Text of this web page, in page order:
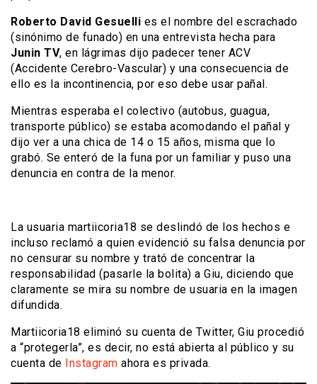
Roberto David Gesuelli es el nombre del escrachado
(sinónimo de funado) en una entrevista hecha para
Junin TV, en lágrimas dijo padecer tener ACV
(Accidente Cerebro-Vascular) y una consecuencia de
ello es la incontinencia, por eso debe usar pañal.
Mientras esperaba el colectivo (autobus, guagua,
transporte público) se estaba acomodando el pañal y
dijo ver a una chica de 14 o 15 años, misma que lo
grabó. Se enteró de la funa por un familiar y puso una
denuncia en contra de la menor.
La usuaria martiicoria18 se deslindó de los hechos e
incluso reclamó a quien evidenció su falsa denuncia por
no censurar su nombre y trató de concentrar la
responsabilidad (pasarle la bolita) a Giu, diciendo que
claramente se mira su nombre de usuaria en la imagen
difundida.
Martiicoria18 eliminó su cuenta de Twitter, Giu procedió
a “protegerla”, es decir, no está abierta al público y su
cuenta de Instagram ahora es privada.